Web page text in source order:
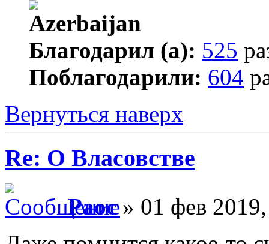
Благодарил (а): 525
Поблагодарили: 604
Вернуться наверх
Re: О Власовстве
Раос» 01 фев